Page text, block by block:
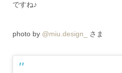
ですね♪
photo by @miu.design_ さま